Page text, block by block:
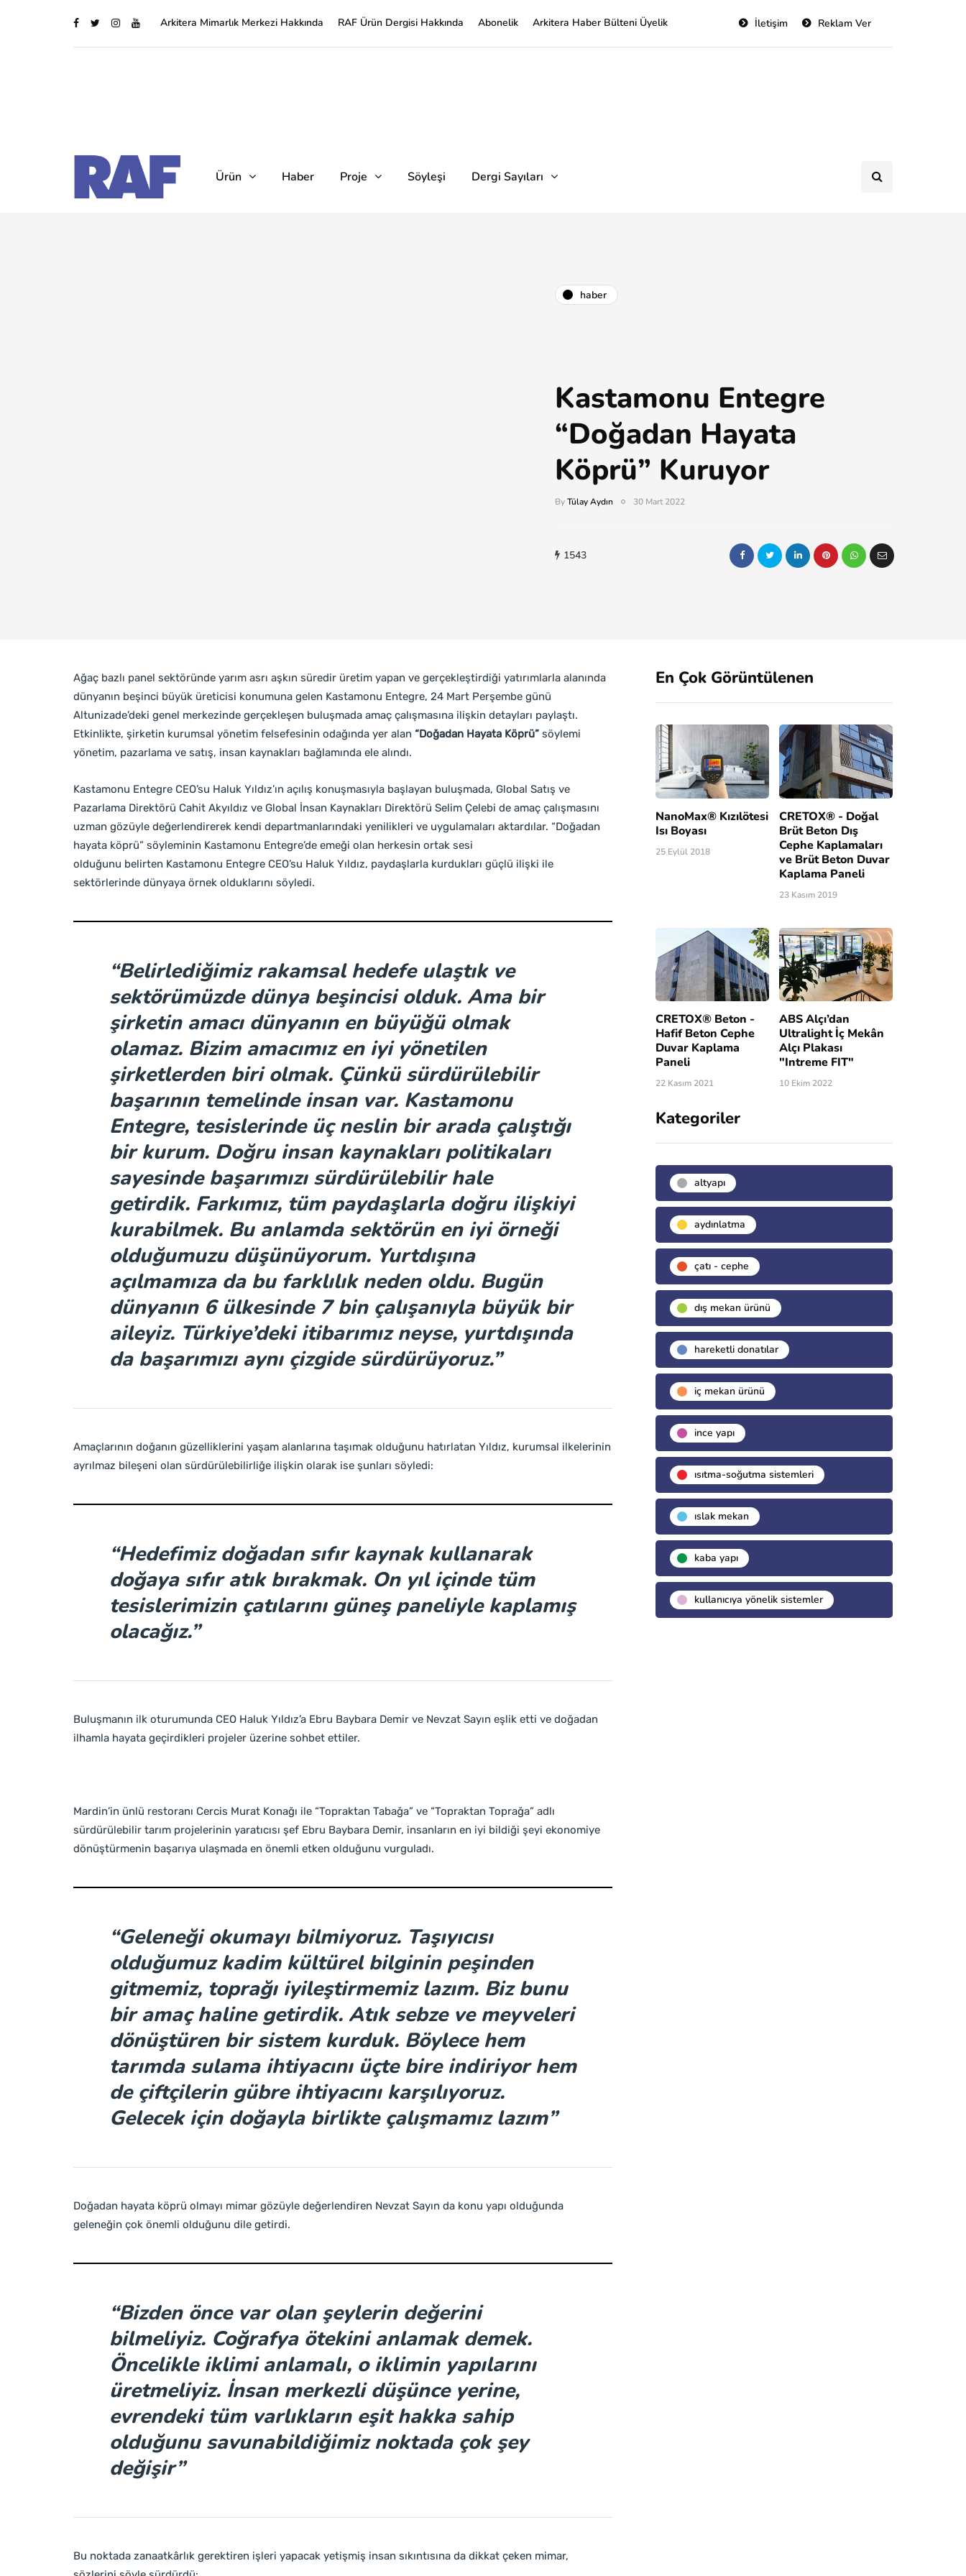
Arkitera Mimarlık Merkezi Hakkında RAF Ürün Dergisi Hakkında Abonelik Arkitera Haber Bülteni Üyelik Reklam Ver
İletişim
Ürün Haber Proje Söyleşi Dergi Sayıları
haber
Kastamonu Entegre
“Doğadan Hayata
Köprü” Kuruyor
ByTülay Aydın 30 Mart 2022
1543
Ağaç bazlı panel sektöründe yarım asrı aşkın süredir üretim yapan ve gerçekleştirdiği yatırımlarla alanında
dünyanın beşinci büyük üreticisi konumuna gelen Kastamonu Entegre, 24 Mart Perşembe günü
Altunizade’deki genel merkezinde gerçekleşen buluşmada amaç çalışmasına ilişkin detayları paylaştı.
Etkinlikte, şirketin kurumsal yönetim felsefesinin odağında yer alan “Doğadan Hayata Köprü” söylemi
yönetim, pazarlama ve satış, insan kaynakları bağlamında ele alındı.
Kastamonu Entegre CEO’su Haluk Yıldız’ın açılış konuşmasıyla başlayan buluşmada, Global Satış ve
Pazarlama Direktörü Cahit Akyıldız ve Global İnsan Kaynakları Direktörü Selim Çelebi de amaç çalışmasını
uzman gözüyle değerlendirerek kendi departmanlarındaki yenilikleri ve uygulamaları aktardılar. “Doğadan
hayata köprü” söyleminin Kastamonu Entegre’de emeği olan herkesin ortak sesi
olduğunu belirten Kastamonu Entegre CEO’su Haluk Yıldız, paydaşlarla kurdukları güçlü ilişki ile
sektörlerinde dünyaya örnek olduklarını söyledi.
“Belirlediğimiz rakamsal hedefe ulaştık ve
sektörümüzde dünya beşincisi olduk. Ama bir
şirketin amacı dünyanın en büyüğü olmak
olamaz. Bizim amacımız en iyi yönetilen
şirketlerden biri olmak. Çünkü sürdürülebilir
başarının temelinde insan var. Kastamonu
Entegre, tesislerinde üç neslin bir arada çalıştığı
bir kurum. Doğru insan kaynakları politikaları
sayesinde başarımızı sürdürülebilir hale
getirdik. Farkımız, tüm paydaşlarla doğru ilişkiyi
kurabilmek. Bu anlamda sektörün en iyi örneği
olduğumuzu düşünüyorum. Yurtdışına
açılmamıza da bu farklılık neden oldu. Bugün
dünyanın 6 ülkesinde 7 bin çalışanıyla büyük bir
aileyiz. Türkiye’deki itibarımız neyse, yurtdışında
da başarımızı aynı çizgide sürdürüyoruz.”
Amaçlarının doğanın güzelliklerini yaşam alanlarına taşımak olduğunu hatırlatan Yıldız, kurumsal ilkelerinin
ayrılmaz bileşeni olan sürdürülebilirliğe ilişkin olarak ise şunları söyledi:
“Hedefimiz doğadan sıfır kaynak kullanarak
doğaya sıfır atık bırakmak. On yıl içinde tüm
tesislerimizin çatılarını güneş paneliyle kaplamış
olacağız.”
Buluşmanın ilk oturumunda CEO Haluk Yıldız’a Ebru Baybara Demir ve Nevzat Sayın eşlik etti ve doğadan
ilhamla hayata geçirdikleri projeler üzerine sohbet ettiler.
Mardin’in ünlü restoranı Cercis Murat Konağı ile “Topraktan Tabağa” ve “Topraktan Toprağa” adlı
sürdürülebilir tarım projelerinin yaratıcısı şef Ebru Baybara Demir, insanların en iyi bildiği şeyi ekonomiye
dönüştürmenin başarıya ulaşmada en önemli etken olduğunu vurguladı.
“Geleneği okumayı bilmiyoruz. Taşıyıcısı
olduğumuz kadim kültürel bilginin peşinden
gitmemiz, toprağı iyileştirmemiz lazım. Biz bunu
bir amaç haline getirdik. Atık sebze ve meyveleri
dönüştüren bir sistem kurduk. Böylece hem
tarımda sulama ihtiyacını üçte bire indiriyor hem
de çiftçilerin gübre ihtiyacını karşılıyoruz.
Gelecek için doğayla birlikte çalışmamız lazım”
Doğadan hayata köprü olmayı mimar gözüyle değerlendiren Nevzat Sayın da konu yapı olduğunda
geleneğin çok önemli olduğunu dile getirdi.
“Bizden önce var olan şeylerin değerini
bilmeliyiz. Coğrafya ötekini anlamak demek.
Öncelikle iklimi anlamalı, o iklimin yapılarını
üretmeliyiz. İnsan merkezli düşünce yerine,
evrendeki tüm varlıkların eşit hakka sahip
olduğunu savunabildiğimiz noktada çok şey
değişir”
Bu noktada zanaatkârlık gerektiren işleri yapacak yetişmiş insan sıkıntısına da dikkat çeken mimar,
En Çok Görüntülenen
NanoMax® Kızılötesi
Isı Boyası
25 Eylül 2018
CRETOX® - Doğal
Brüt Beton Dış
Cephe Kaplamaları
ve Brüt Beton Duvar
Kaplama Paneli
23 Kasım 2019
CRETOX® Beton -
Hafif Beton Cephe
Duvar Kaplama
Paneli
22 Kasım 2021
ABS Alçı’dan
Ultralight İç Mekân
Alçı Plakası
"Intreme FIT"
10 Ekim 2022
Kategoriler
altyapı
aydınlatma
çatı - cephe
dış mekan ürünü
hareketli donatılar
i̇ç mekan ürünü
i̇nce yapı
isıtma-soğutma sistemleri
islak mekan
kaba yapı
kullanıcıya yönelik sistemler